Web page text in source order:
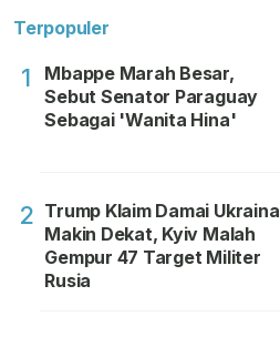
Terpopuler
1
Mbappe Marah Besar,
Sebut Senator Paraguay
Sebagai 'Wanita Hina'
2 Trump Klaim Damai Ukraina
Makin Dekat, Kyiv Malah
Gempur 47 Target Militer
Rusia